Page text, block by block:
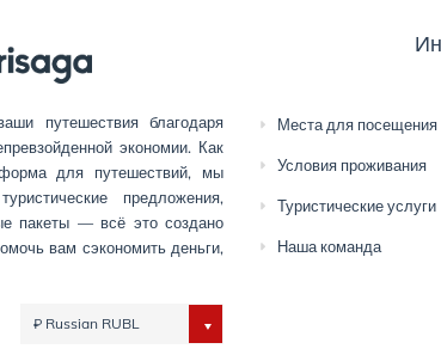
путешествия благодаря
экономии. Как
для путешествий, мы
предложения,
пакеты — всё это создано
вам сэкономить деньги,
₽ Russian RUBL
Места для посещения
Условия проживания
Туристические услуги
Наша команда